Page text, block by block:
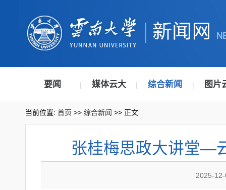
要闻 | 媒体云大 | 综合新闻 | 图片
当前位置: 首页 >> 综合新闻 >> 正文
张桂梅思政大讲堂—
2025-